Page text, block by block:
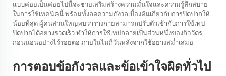
แบบค่อยเป็นค่อยไปนี้จะช่วยเสริมสร้างความมั่นใจและความรู้สึกสบาย
ในการใช้เทคนิคนี้ พร้อมทั้งลดความกังวลเบื้องต้นเกี่ยวกับการปิดปากให้
น้อยที่สุด ผู้คนส่วนใหญ่พบว่าร่างกายสามารถปรับตัวเข้ากับการใช้เทป
ปิดปากได้อย่างรวดเร็ว ทำให้การใช้เทปกลายเป็นส่วนหนึ่งของกิจวัตร
ก่อนนอนอย่างไร้รอยต่อ ภายในไม่กี่วันหลังจากใช้อย่างสม่ำเสมอ
การตอบข้อกังวลและข้อเข้าใจผิดทั่วไป